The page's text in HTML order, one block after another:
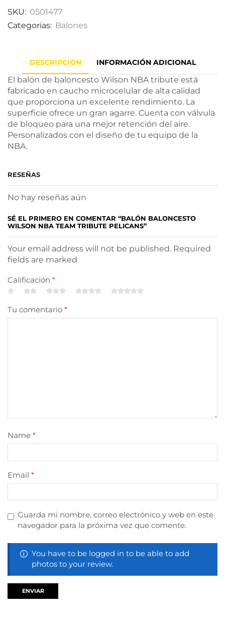
SKU: 0501477
Categorías: Balones
DESCRIPCIÓN INFORMACIÓN ADICIONAL
El balón de baloncesto Wilson NBA tribute está
fabricado en caucho microcelular de alta calidad
que proporciona un excelente rendimiento. La
superficie ofrece un gran agarre. Cuenta con válvula
de bloqueo para una mejor retención del aire.
Personalizados con el diseño de tu equipo de la
NBA.
RESEÑAS
No hay reseñas aún
SÉ EL PRIMERO EN COMENTAR “BALÓN BALONCESTO
WILSON NBA TEAM TRIBUTE PELICANS”
Your email address will not be published. Required
fields are marked
Calificación *
Tu comentario *
Name *
Email *
Guarda mi nombre, correo electrónico y web en este
navegador para la próxima vez que comente.
You have to be logged in to be able to add
photos to your review.